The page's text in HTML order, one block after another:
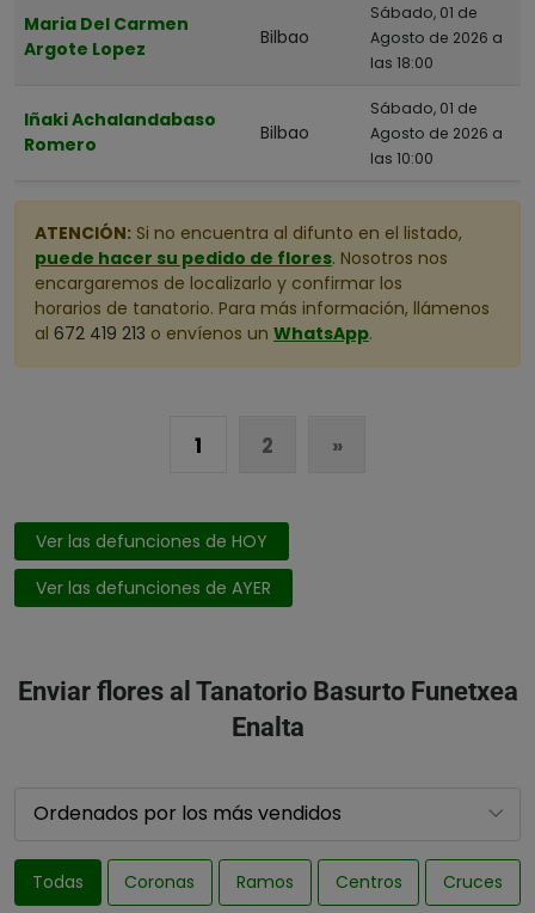
Maria Del Carmen
Argote Lopez
Bilbao
Sábado, 01 de
Agosto de 2026 a
las 18:00
Iñaki Achalandabaso
Romero
Bilbao
Sábado, 01 de
Agosto de 2026 a
las 10:00
ATENCIÓN: Si no encuentra al difunto en el listado,
puede hacer su pedido de flores. Nosotros nos
encargaremos de localizarlo y confirmar los
horarios de tanatorio. Para más información, llámenos
al 672 419 213 o envíenos un WhatsApp.
1 2 »
Ver las defunciones de HOY
Ver las defunciones de AYER
Enviar flores al Tanatorio Basurto Funetxea
Enalta
Todas Coronas Ramos Centros Cruces